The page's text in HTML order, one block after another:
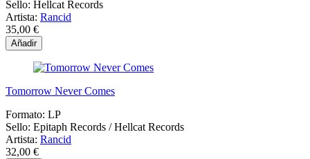
Sello: Hellcat Records
Artista: Rancid
35,00 €
Añadir
Tomorrow Never Comes
Formato: LP
Sello: Epitaph Records / Hellcat Records
Artista: Rancid
32,00 €